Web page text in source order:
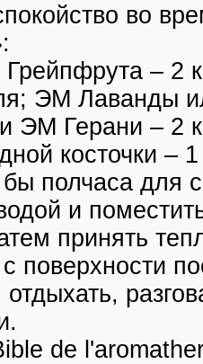
во
–
ЭМ Лаванды
ЭМ Герани – 2
косточки –
полчаса для
и
принять
поверхности
de